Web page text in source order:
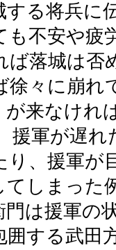
する将兵
も不安や疲
ば落城は
徐々に崩
が来なけれ
が遅れた
り、援軍が
てしまった
援軍の状
囲する武田